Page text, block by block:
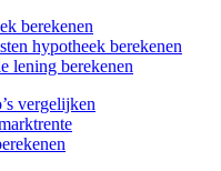
berekenen
hypotheek berekenen
lening berekenen
vergelijken